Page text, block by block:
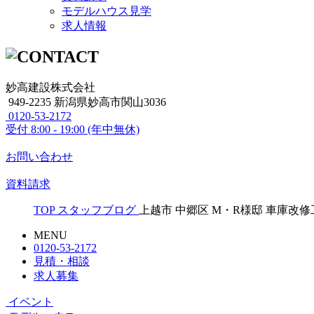
モデルハウス見学
求人情報
妙高建設株式会社
949-2235 新潟県妙高市関山3036
0120-53-2172
受付 8:00 - 19:00 (年中無休)
お問い合わせ
資料請求
TOP スタッフブログ 上越市 中郷区 M・R様邸 車庫改修
MENU
0120-53-2172
見積・相談
求人募集
イベント